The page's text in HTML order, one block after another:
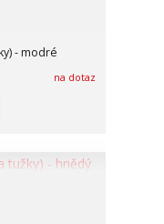
- modré
na dotaz